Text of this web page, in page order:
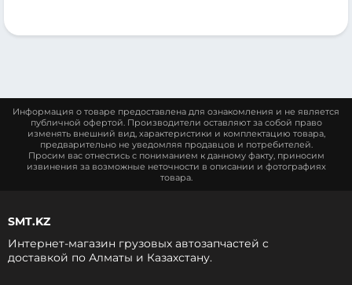
Информация о товаре предоставлена для ознакомления и не является
публичной офертой. Производители оставляют за собой право
изменять внешний вид, характеристики и комплектацию товара,
предварительно не уведомляя продавцов и потребителей.
Просим вас отнестись с пониманием к данному факту, приносим
извинения за возможные неточности в описании и фотографиях
товара.
SMT.KZ
Интернет-магазин грузовых автозапчастей c
доставкой по Алматы и Казахстану.